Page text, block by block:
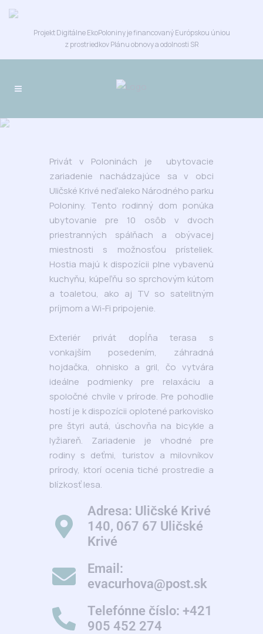
Projekt Digitálne EkoPoloniny je financovaný Európskou úniou
z prostriedkov Plánu obnovy a odolnosti SR
Privát v Poloninách je ubytovacie
zariadenie nachádzajúce sa v obci
Uličské Krivé neďaleko Národného parku
Poloniny. Tento rodinný dom ponúka
ubytovanie pre 10 osôb v dvoch
priestranných spálňach a obývacej
miestnosti s možnosťou prísteliek.
Hostia majú k dispozícii plne vybavenú
kuchyňu, kúpeľňu so sprchovým kútom
a toaletou, ako aj TV so satelitným
príjmom a Wi-Fi pripojenie.
Exteriér privát dopĺňa terasa s
vonkajším posedením, záhradná
hojdačka, ohnisko a gril, čo vytvára
ideálne podmienky pre relaxáciu a
spoločné chvíle v prírode. Pre pohodlie
hostí je k dispozícii oplotené parkovisko
pre štyri autá, úschovňa na bicykle a
lyžiareň. Zariadenie je vhodné pre
rodiny s deťmi, turistov a milovníkov
prírody, ktorí ocenia tiché prostredie a
blízkosť lesa.
Adresa: Uličské Krivé
140, 067 67 Uličské
Krivé
Email:
evacurhova@post.sk
Telefónne číslo: +421
905 452 274